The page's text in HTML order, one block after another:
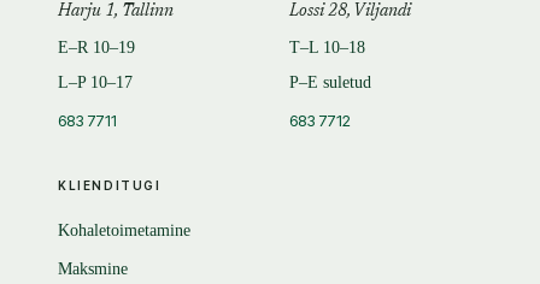
KLIENDITUGI
Kohaletoimetamine
Maksmine
Harju 1, Tallinn
E–R 10–19
L–P 10–17
683 7711
Lossi 28, Viljandi
T–L 10–18
P–E suletud
683 7712